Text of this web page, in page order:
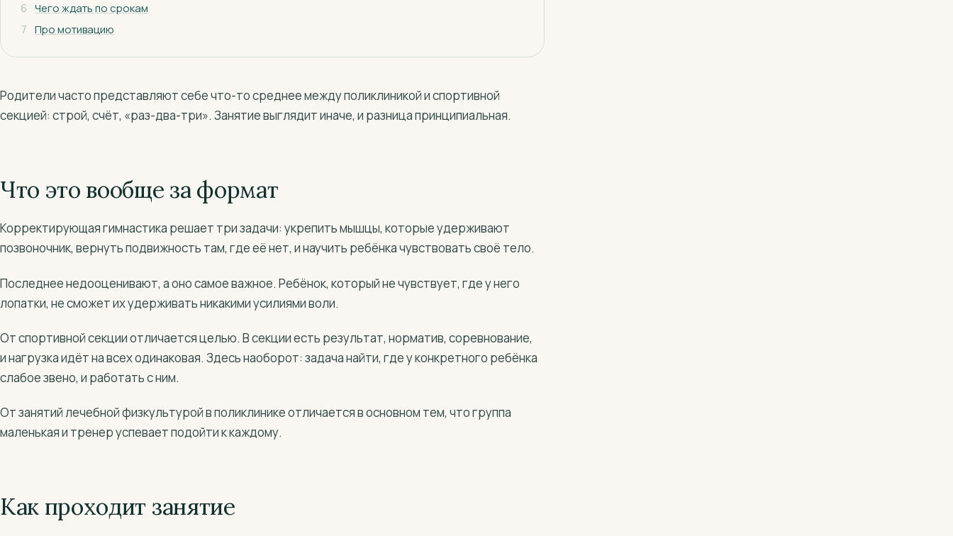
6 Чего ждать по срокам
7 Про мотивацию
Родители часто представляют себе что-то среднее между поликлиникой и спортивной
секцией: строй, счёт, «раз-два-три». Занятие выглядит иначе, и разница принципиальная.
Что это вообще за формат
Корректирующая гимнастика решает три задачи: укрепить мышцы, которые удерживают
позвоночник, вернуть подвижность там, где её нет, и научить ребёнка чувствовать своё тело.
Последнее недооценивают, а оно самое важное. Ребёнок, который не чувствует, где у него
лопатки, не сможет их удерживать никакими усилиями воли.
От спортивной секции отличается целью. В секции есть результат, норматив, соревнование,
и нагрузка идёт на всех одинаковая. Здесь наоборот: задача найти, где у конкретного ребёнка
слабое звено, и работать с ним.
От занятий лечебной физкультурой в поликлинике отличается в основном тем, что группа
маленькая и тренер успевает подойти к каждому.
Как проходит занятие